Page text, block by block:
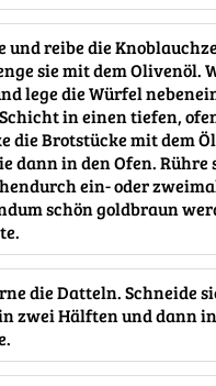
und reibe die
sie mit dem Olivenöl.
lege die Würfel
in einen tiefen,
die Brotstücke mit dem
dann in den Ofen. Rühre
ein- oder
schön goldbraun
die Datteln. Schneide
zwei Hälften und dann